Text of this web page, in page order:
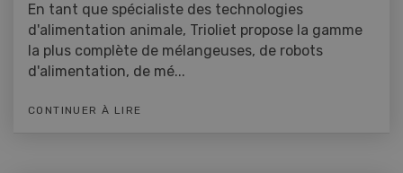
En tant que spécialiste des technologies
d'alimentation animale, Trioliet propose la gamme
la plus complète de mélangeuses, de robots
d'alimentation, de mé...
CONTINUER À LIRE